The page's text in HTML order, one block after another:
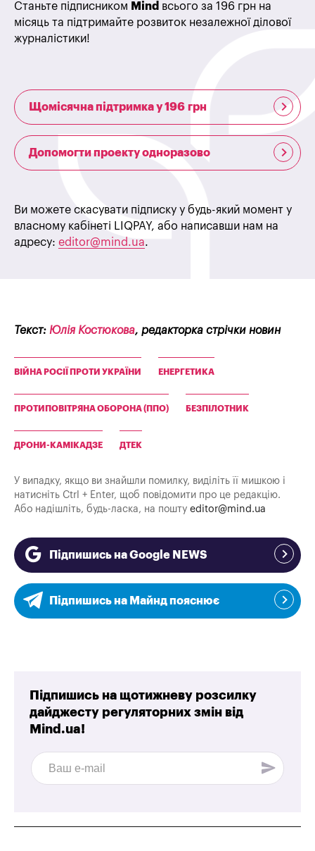
Станьте підписником Mind всього за 196 грн на
місяць та підтримайте розвиток незалежної ділової
журналістики!
Щомісячна підтримка у 196 грн
Допомогти проекту одноразово
Ви можете скасувати підписку у будь-який момент у
власному кабінеті LIQPAY, або написавши нам на
адресу: editor@mind.ua.
Текст: Юлія Костюкова, редакторка стрічки новин
ВІЙНА РОСІЇ ПРОТИ УКРАЇНИ ЕНЕРГЕТИКА
ПРОТИПОВІТРЯНА ОБОРОНА (ППО) БЕЗПІЛОТНИК
ДРОНИ-КАМІКАДЗЕ ДТЕК
У випадку, якщо ви знайшли помилку, виділіть її мишкою і
натисніть Ctrl + Enter, щоб повідомити про це редакцію.
Або надішліть, будь-ласка, на пошту editor@mind.ua
Підпишись на Google NEWS
Підпишись на Майнд пояснює
Підпишись на щотижневу розсилку
дайджесту регуляторних змін від
Mind.ua!